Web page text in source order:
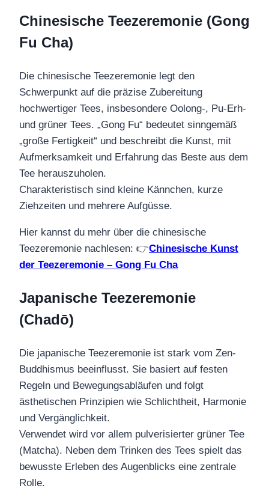
Chinesische Teezeremonie (Gong
Fu Cha)
Die chinesische Teezeremonie legt den
Schwerpunkt auf die präzise Zubereitung
hochwertiger Tees, insbesondere Oolong-, Pu-Erh-
und grüner Tees. „Gong Fu“ bedeutet sinngemäß
„große Fertigkeit“ und beschreibt die Kunst, mit
Aufmerksamkeit und Erfahrung das Beste aus dem
Tee herauszuholen.
Charakteristisch sind kleine Kännchen, kurze
Ziehzeiten und mehrere Aufgüsse.
Hier kannst du mehr über die chinesische
Teezeremonie nachlesen: 👉Chinesische Kunst
der Teezeremonie – Gong Fu Cha
Japanische Teezeremonie
(Chadō)
Die japanische Teezeremonie ist stark vom Zen-
Buddhismus beeinflusst. Sie basiert auf festen
Regeln und Bewegungsabläufen und folgt
ästhetischen Prinzipien wie Schlichtheit, Harmonie
und Vergänglichkeit.
Verwendet wird vor allem pulverisierter grüner Tee
(Matcha). Neben dem Trinken des Tees spielt das
bewusste Erleben des Augenblicks eine zentrale
Rolle.